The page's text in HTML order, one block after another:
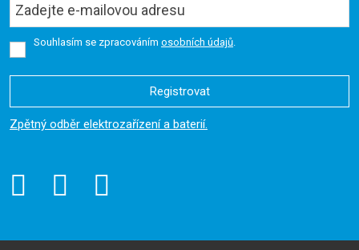
Souhlasím se zpracováním osobních údajů.
Registrovat
Formulář
odeslat.
Zpětný odběr elektrozařízení a baterií.